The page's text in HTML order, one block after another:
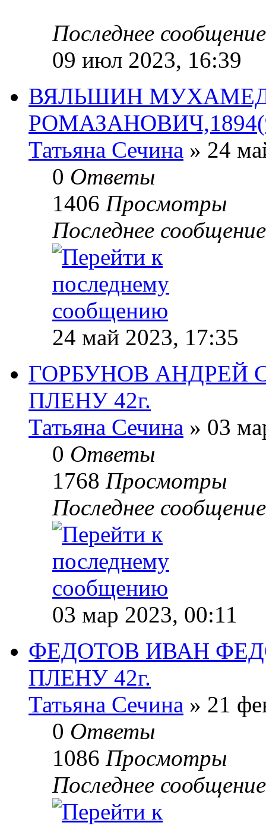
Последнее
09 июл 2023, 16:39
ВЯЛЬШИН
Татьяна Сечина » 24
0 Ответы
1406 Просмотры
Последнее
24 май 2023, 17:35
ГОРБУНОВ АНДРЕЙ
ПЛЕНУ 42г.
Татьяна Сечина » 03
0 Ответы
1768 Просмотры
Последнее
03 мар 2023, 00:11
ФЕДОТОВ ИВАН
ПЛЕНУ 42г.
Татьяна Сечина » 21
0 Ответы
1086 Просмотры
Последнее